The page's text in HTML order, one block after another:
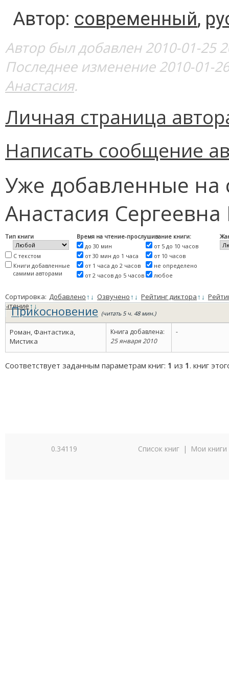
Автор: современный,
Автор был добавлен 2010-01-25
Последнее изменение 2010-01-
Анастасия.
Личная страница
Написать сообщение
Уже добавленные на
Анастасия
Тип книги
С текстом
Книги добавленные
самими авторами
Время на чтение-прослушивание книги:
до 30 мин
от 30 мин до 1 часа
от 1 часа до 2 часов
от 2 часов до 5 часов
от 5 до 10 часов
от 10 часов
не определено
любое
Сортировка: Добавлено↑ ↓ Озвучено↑ ↓ Рейтинг диктора↑ ↓
чтение↑↓
Прикосновение (читать 5 ч. 48 мин.)
Роман, Фантастика,
Мистика
Книга добавлена:
25 января 2010
-
Соответствует заданным параметрам книг: 1 из 1. книг
0.34119 Список книг | Мои книги